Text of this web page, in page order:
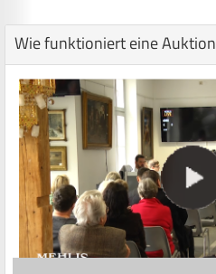
Wie funktioniert eine Auktion